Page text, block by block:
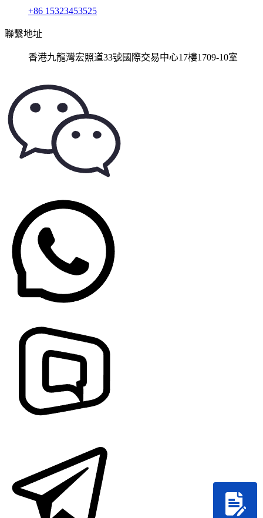
+86 15323453525
聯繫地址
香港九龍灣宏照道33號國際交易中心17樓1709-10室